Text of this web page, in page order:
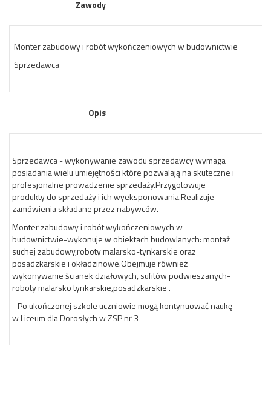
Zawody
Monter zabudowy i robót wykończeniowych w budownictwie
Sprzedawca
Opis
Sprzedawca - wykonywanie zawodu sprzedawcy wymaga
posiadania wielu umiejętności które pozwalają na skuteczne i
profesjonalne prowadzenie sprzedaży.Przygotowuje
produkty do sprzedaży i ich wyeksponowania.Realizuje
zamówienia składane przez nabywców.
Monter zabudowy i robót wykończeniowych w
budownictwie-wykonuje w obiektach budowlanych: montaż
suchej zabudowy,roboty malarsko-tynkarskie oraz
posadzkarskie i okładzinowe.Obejmuje również
wykonywanie ścianek działowych, sufitów podwieszanych-
roboty malarsko tynkarskie,posadzkarskie .
Po ukończonej szkole uczniowie mogą kontynuować naukę
w Liceum dla Dorosłych w ZSP nr 3